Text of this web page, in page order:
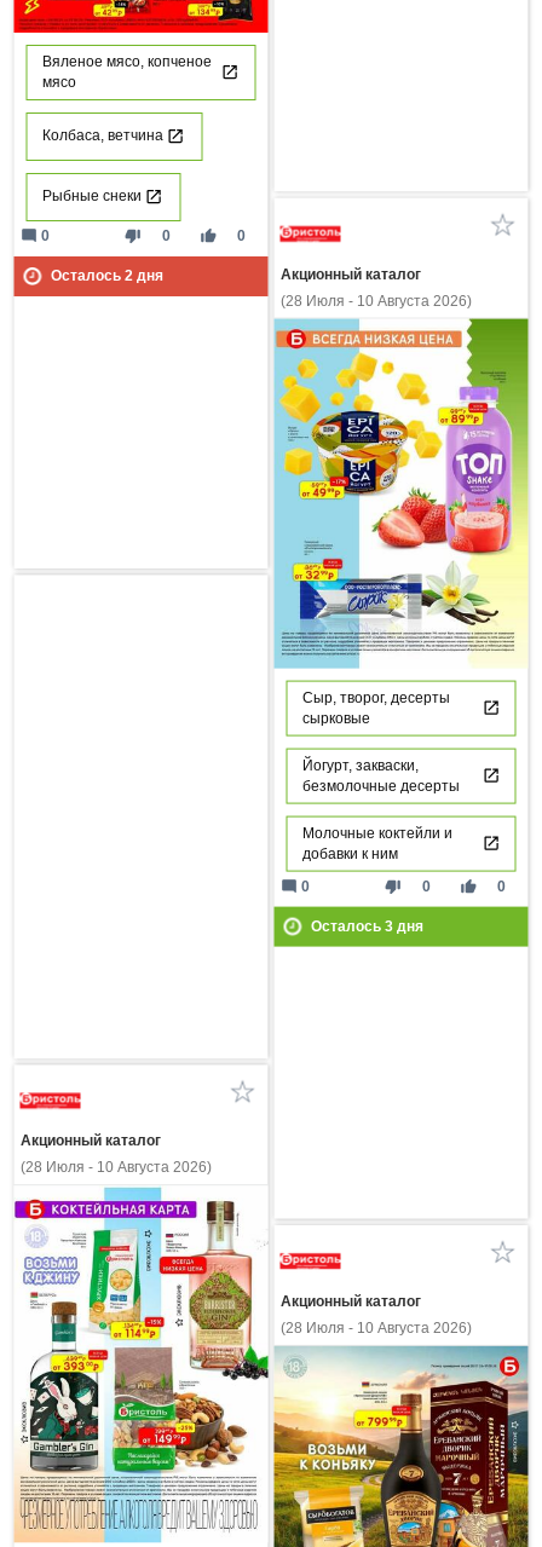
Вяленое мясо, копченое
мясо
Колбаса, ветчина
Рыбные снеки
thumb_down 0 thumb_up 0
mode_comment 0
Осталось 2дня
Акционный каталог
(28 Июля - 10 Августа 2026)
Сыр, творог, десерты
сырковые
Йогурт, закваски,
безмолочные десерты
Молочные коктейли и
добавки к ним
thumb_down 0 thumb_up 0
mode_comment 0
Осталось 3дня
Акционный каталог
(28 Июля - 10 Августа 2026)
Акционный каталог
(28 Июля - 10 Августа 2026)